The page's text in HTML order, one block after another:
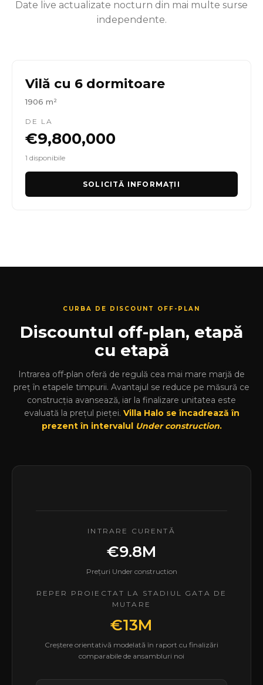
Date live actualizate nocturn din mai multe surse
independente.
Vilă cu 6 dormitoare
1906 m²
DE LA
€9,800,000
1 disponibile
SOLICITĂ INFORMAȚII
CURBA DE DISCOUNT OFF-PLAN
Discountul off-plan, etapă
cu etapă
Intrarea off-plan oferă de regulă cea mai mare marjă de
preț în etapele timpurii. Avantajul se reduce pe măsură ce
construcția avansează, iar la finalizare unitatea este
evaluată la prețul pieței. Villa Halo se încadrează în
prezent în intervalul Under construction.
INTRARE CURENTĂ
€9.8M
Prețuri Under construction
REPER PROIECTAT LA STADIUL GATA DE
MUTARE
€13M
Creștere orientativă modelată în raport cu finalizări
comparabile de ansambluri noi